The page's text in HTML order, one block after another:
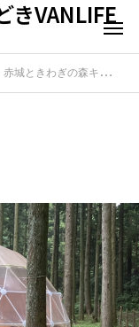
きVANLIFE
赤城ときわぎの森キャンプ場